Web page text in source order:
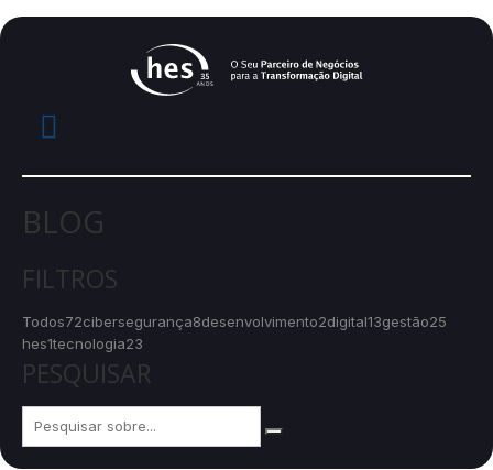
BLOG
FILTROS
Todos72cibersegurança8desenvolvimento2digital13gestão25
hes1tecnologia23
PESQUISAR